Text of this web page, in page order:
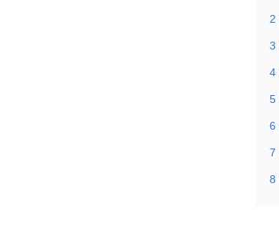
2
3
4
5
6
7
8